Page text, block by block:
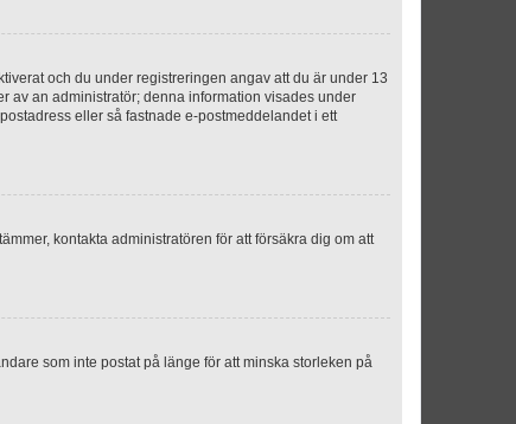
och du under registreringen angav att du är under 13
av an administratör; denna information visades under
eller så fastnade e-postmeddelandet i ett
kontakta administratören för att försäkra dig om att
som inte postat på länge för att minska storleken på